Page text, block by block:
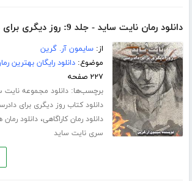
دانلود رمان نایت ساید - جلد 9: روز دیگری برای دادرسی
از:سایمون آر. گرین
موضوع:دانلود رایگان بهترین
۲۲۷ صفحه
برچسب‌ها:دانلود مجموعه نایت
دانلود کتاب روز دیگری برای
دانلود رمان کاراگاهی،دانلود رمان
سری نایت ساید